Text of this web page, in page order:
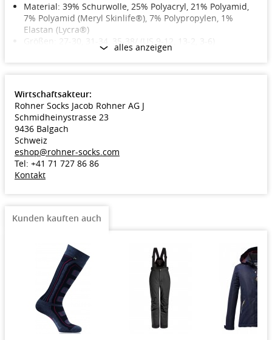
Material: 39% Schurwolle, 25% Polyacryl, 21% Polyamid,
7% Polyamid (Meryl Skinlife®), 7% Polypropylen, 1%
Elastan (Lycra®)
Größen: 27-30, 31-34, 35-38/ (US 9-12, 13-2, 3-6)
Farbe: schwarz/grau
alles anzeigen
Wirtschaftsakteur:
Rohner Socks Jacob Rohner AG J
Schmidheinystrasse 23
9436 Balgach
Schweiz
eshop@rohner-socks.com
Tel: +41 71 727 86 86
Kontakt
Kunden kauften auch